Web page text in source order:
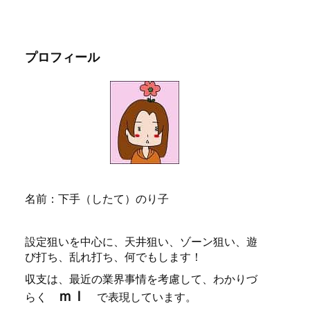
プロフィール
名前：下手（したて）のり子
設定狙いを中心に、天井狙い、ゾーン狙い、遊
び打ち、乱れ打ち、何でもします！
収支は、最近の業界事情を考慮して、わかりづ
らく
ｍｌ
で表現しています。